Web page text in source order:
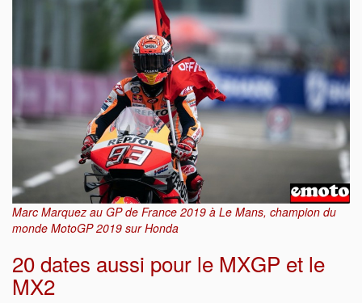
Marc Marquez au GP de France 2019 à Le Mans, champion du
monde MotoGP 2019 sur Honda
20 dates aussi pour le MXGP et le
MX2